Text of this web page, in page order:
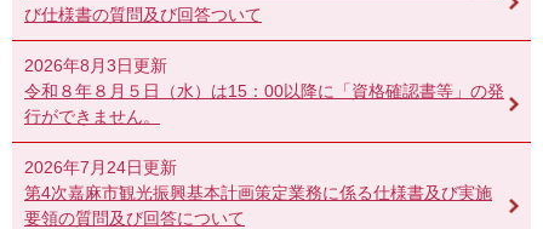
び仕様書の質問及び回答ついて
2026年8月3日更新
令和８年８月５日（水）は15：00以降に「資格確認書等」の発
行ができません。
2026年7月24日更新
第4次嘉麻市観光振興基本計画策定業務に係る仕様書及び実施
要領の質問及び回答について